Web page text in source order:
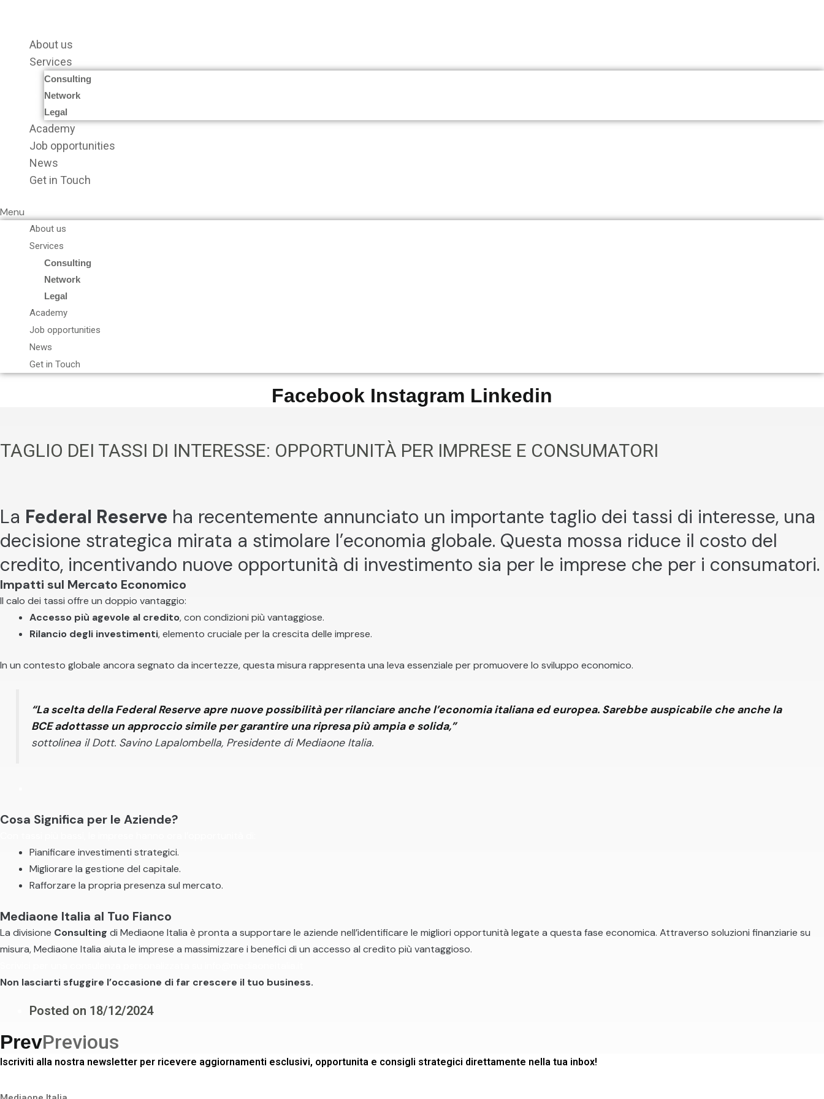
contenuto
About us
Services
Consulting
Network
Legal
Academy
Job opportunities
News
Get in Touch
Menu
About us
Services
Consulting
Network
Legal
Academy
Job opportunities
News
Get in Touch
Facebook Instagram Linkedin
TAGLIO DEI TASSI DI INTERESSE: OPPORTUNITÀ PER IMPRESE E CONSUMATORI
La Federal Reserve ha recentemente annunciato un importante taglio dei tassi di interesse, una
decisione strategica mirata a stimolare l’economia globale. Questa mossa riduce il costo del
credito, incentivando nuove opportunità di investimento sia per le imprese che per i consumatori.
Impatti sul Mercato Economico
Il calo dei tassi offre un doppio vantaggio:
Accesso più agevole al credito, con condizioni più vantaggiose.
Rilancio degli investimenti, elemento cruciale per la crescita delle imprese.
In un contesto globale ancora segnato da incertezze, questa misura rappresenta una leva essenziale per promuovere lo sviluppo economico.
“La scelta della Federal Reserve apre nuove possibilità per rilanciare anche l’economia italiana ed europea. Sarebbe auspicabile che anche la
BCE adottasse un approccio simile per garantire una ripresa più ampia e solida,”
sottolinea il Dott. Savino Lapalombella, Presidente di Mediaone Italia.
Cosa Significa per le Aziende?
Pianificare investimenti strategici.
Migliorare la gestione del capitale.
Rafforzare la propria presenza sul mercato.
Mediaone Italia al Tuo Fianco
La divisione Consulting di Mediaone Italia è pronta a supportare le aziende nell’identificare le migliori opportunità legate a questa fase economica. Attraverso soluzioni finanziarie su
misura, Mediaone Italia aiuta le imprese a massimizzare i benefici di un accesso al credito più vantaggioso.
Non lasciarti sfuggire l’occasione di far crescere il tuo business.
Posted on 18/12/2024
PrevPrevious
Iscriviti alla nostra newsletter per ricevere aggiornamenti esclusivi, opportunita e consigli strategici direttamente nella tua inbox!